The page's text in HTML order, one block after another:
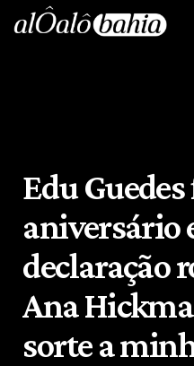
Edu Guedes
aniversário
declaração
Ana
sorte a